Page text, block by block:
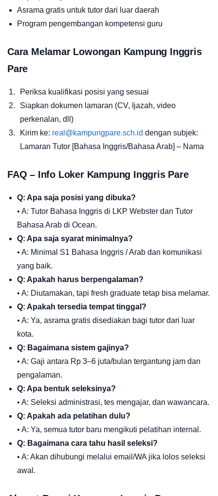
Asrama gratis untuk tutor dari luar daerah
Program pengembangan kompetensi guru
Cara Melamar Lowongan Kampung Inggris
Pare
Periksa kualifikasi posisi yang sesuai
Siapkan dokumen lamaran (CV, Ijazah, video
perkenalan, dll)
Kirim ke: real@kampungpare.sch.id dengan subjek:
Lamaran Tutor [Bahasa Inggris/Bahasa Arab] – Nama
FAQ – Info Loker Kampung Inggris Pare
Q: Apa saja posisi yang dibuka?
• A: Tutor Bahasa Inggris di LKP Webster dan Tutor
Bahasa Arab di Ocean.
Q: Apa saja syarat minimalnya?
• A: Minimal S1 Bahasa Inggris / Arab dan komunikasi
yang baik.
Q: Apakah harus berpengalaman?
• A: Diutamakan, tapi fresh graduate tetap bisa melamar.
Q: Apakah tersedia tempat tinggal?
• A: Ya, asrama gratis disediakan bagi tutor dari luar
kota.
Q: Bagaimana sistem gajinya?
• A: Gaji antara Rp 3–6 juta/bulan tergantung jam dan
pengalaman.
Q: Apa bentuk seleksinya?
• A: Seleksi administrasi, tes mengajar, dan wawancara.
Q: Apakah ada pelatihan dulu?
• A: Ya, semua tutor baru mengikuti pelatihan internal.
Q: Bagaimana cara tahu hasil seleksi?
• A: Akan dihubungi melalui email/WA jika lolos seleksi
awal.